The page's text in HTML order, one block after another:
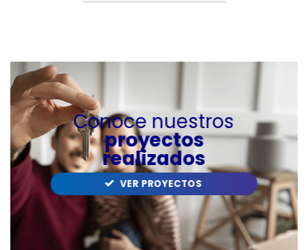
Conoce nuestros
proyectos
realizados
VER PROYECTOS